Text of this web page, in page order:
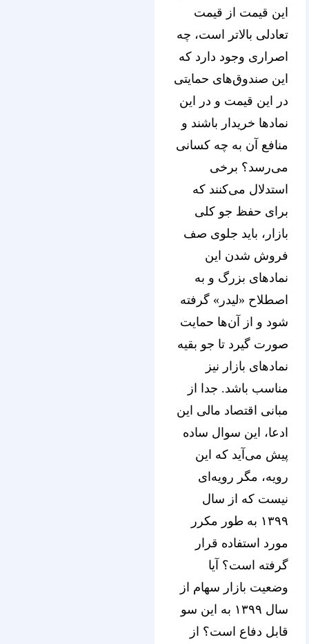
این قیمت از قیمت
تعادلی بالاتر است، چه
اصراری وجود دارد که
این صندوق‌های حمایتی
در این قیمت و در این
نمادها خریدار باشند و
منافع آن به چه کسانی
می‌رسد؟ برخی
استدلال می‌کنند که
برای حفظ جو کلی
بازار، باید جلوی صف
فروش شدن این
نمادهای بزرگ و به
اصطلاح «لیدر» گرفته
شود و از آن‌ها حمایت
صورت گیرد تا جو بقیه
نمادهای بازار نیز
مناسب باشد. جدا از
مبانی اقتصاد مالی این
ادعا، این سوال ساده
پیش می‌آید که این
رویه، مگر رویه‌ای
نیست که از سال
۱۳۹۹ به طور مکرر
مورد استفاده قرار
گرفته است؟ آیا
وضعیت بازار سهام از
سال ۱۳۹۹ به این سو
قابل دفاع است؟ از